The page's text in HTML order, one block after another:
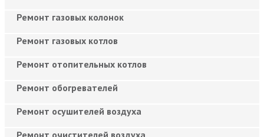
Ремонт газовых колонок
Ремонт газовых котлов
Ремонт отопительных котлов
Ремонт обогревателей
Ремонт осушителей воздуха
Ремонт очистителей воздуха